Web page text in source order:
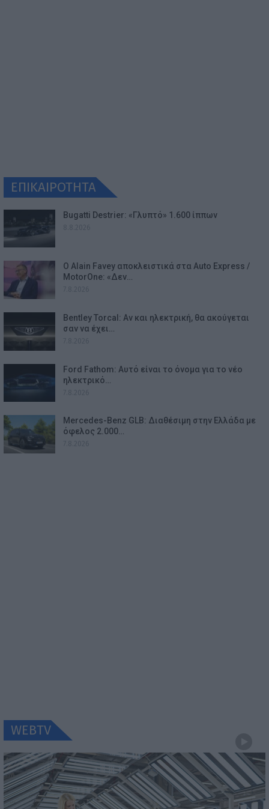
ΕΠΙΚΑΙΡΟΤΗΤΑ
Bugatti Destrier: «Γλυπτό» 1.600 ίππων
Ο Alain Favey αποκλειστικά στα Auto Express /
MotorOne: «Δεν…
Bentley Torcal: Αν και ηλεκτρική, θα ακούγεται
σαν να έχει…
Ford Fathom: Αυτό είναι το όνομα για το νέο
ηλεκτρικό…
Mercedes-Benz GLB: Διαθέσιμη στην Ελλάδα με
όφελος 2.000…
WEBTV